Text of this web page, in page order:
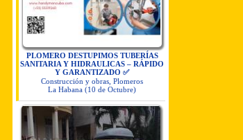
PLOMERO DESTUPIMOS TUBERÍAS
SANITARIA Y HIDRAULICAS – RÁPIDO
Y GARANTIZADO ✅
Construcción y obras, Plomeros
La Habana (10 de Octubre)